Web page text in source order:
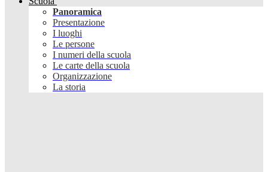
Panoramica
Presentazione
I luoghi
Le persone
I numeri della scuola
Le carte della scuola
Organizzazione
La storia